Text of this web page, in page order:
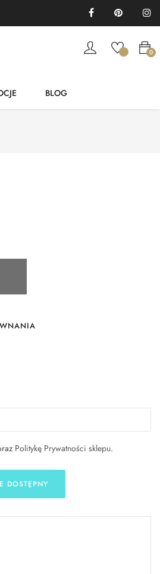
FacebookPinterest
0
BLOG
Politykę Prywatności sklepu.
DOSTĘPNY